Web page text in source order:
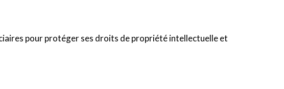
pour protéger ses droits de propriété intellectuelle et